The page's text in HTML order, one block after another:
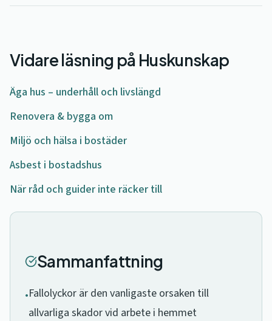
Vidare läsning på Huskunskap
Äga hus – underhåll och livslängd
Renovera & bygga om
Miljö och hälsa i bostäder
Asbest i bostadshus
När råd och guider inte räcker till
Sammanfattning
•Fallolyckor är den vanligaste orsaken till
allvarliga skador vid arbete i hemmet